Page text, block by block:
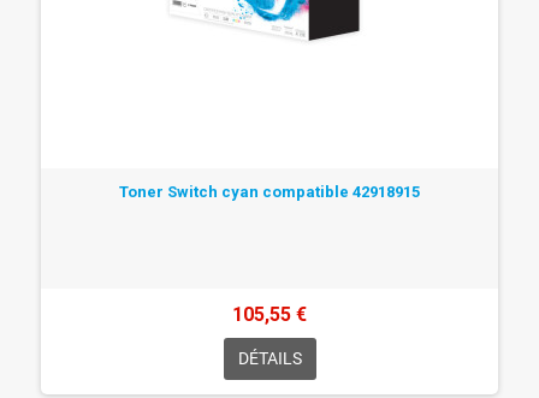
Toner Switch cyan compatible 42918915
105,55 €
DÉTAILS